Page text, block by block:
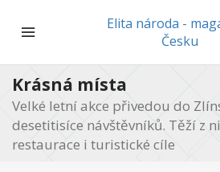
Elita národa -
Česku
Krásná místa
Velké letní akce přivedou do
desetitisíce návštěvníků. Těží z
restaurace i turistické cíle